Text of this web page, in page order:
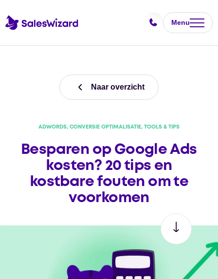
Menu
Naar overzicht
ADWORDS, CONVERSIE OPTIMALISATIE, TOOLS & TIPS
Besparen op Google Ads
kosten? 20 tips en
kostbare fouten om te
voorkomen